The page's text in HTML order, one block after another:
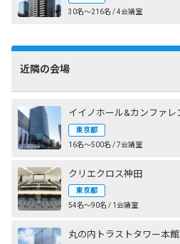
30名〜216名 / 4会議室
近隣の会場
東京都
16名〜500名 / 7会議室
クリエクロス神田
東京都
54名〜90名 / 1会議室
丸の内トラストタワー本館